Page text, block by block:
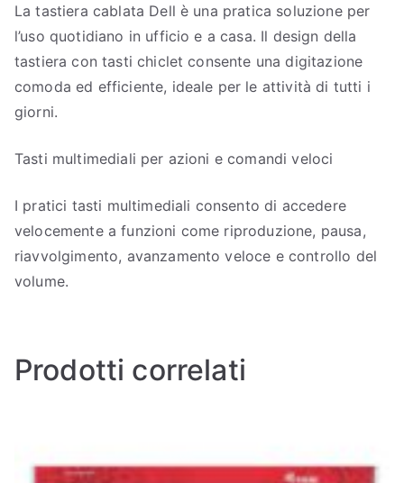
La tastiera cablata Dell è una pratica soluzione per
l’uso quotidiano in ufficio e a casa. Il design della
tastiera con tasti chiclet consente una digitazione
comoda ed efficiente, ideale per le attività di tutti i
giorni.
Tasti multimediali per azioni e comandi veloci
I pratici tasti multimediali consento di accedere
velocemente a funzioni come riproduzione, pausa,
riavvolgimento, avanzamento veloce e controllo del
volume.
Prodotti correlati